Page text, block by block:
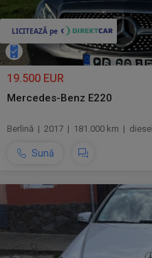
19.500 EUR
Mercedes-Benz E220
Berlină | 2017 | 181.000 km | diesel
Sună